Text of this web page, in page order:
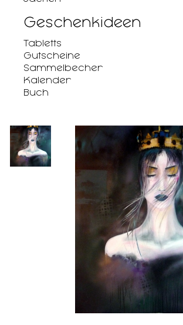
Geschenkideen
Tabletts
Gutscheine
Sammelbecher
Kalender
Buch